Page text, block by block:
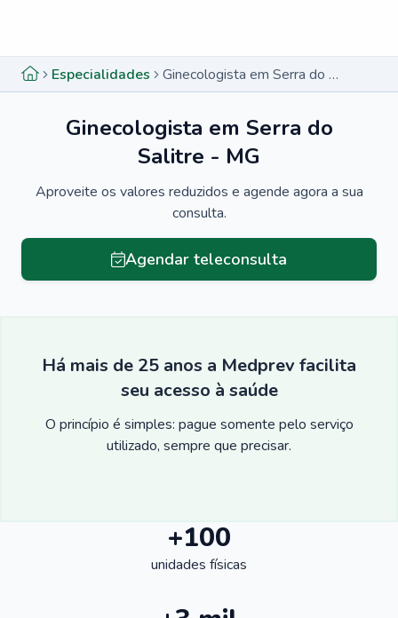
Especialidades Ginecologista em Serra do Salitre - MG
Ginecologista em Serra do
Salitre - MG
Aproveite os valores reduzidos e agende agora a sua
consulta.
Agendar teleconsulta
Há mais de 25 anos a Medprev facilita
seu acesso à saúde
O princípio é simples: pague somente pelo serviço
utilizado, sempre que precisar.
+100
unidades físicas